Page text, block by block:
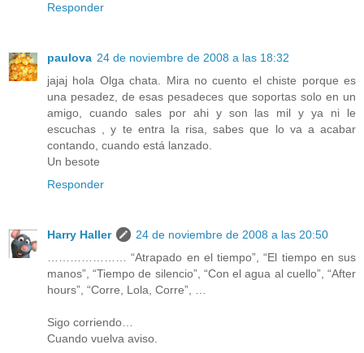
Responder
paulova 24 de noviembre de 2008 a las 18:32
jajaj hola Olga chata. Mira no cuento el chiste porque es
una pesadez, de esas pesadeces que soportas solo en un
amigo, cuando sales por ahi y son las mil y ya ni le
escuchas , y te entra la risa, sabes que lo va a acabar
contando, cuando está lanzado.
Un besote
Responder
Harry Haller
24 de noviembre de 2008 a las 20:50
………………… “Atrapado en el tiempo”, “El tiempo en sus
manos”, “Tiempo de silencio”, “Con el agua al cuello”, “After
hours”, “Corre, Lola, Corre”, …
Sigo corriendo…
Cuando vuelva aviso.